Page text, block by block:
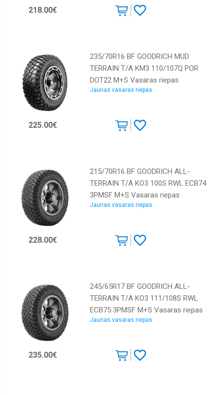
218.00€
235/70R16 BF GOODRICH MUD
TERRAIN T/A KM3 110/107Q POR
DOT22 M+S Vasaras riepas
Jaunas vasaras riepas
225.00€
215/70R16 BF GOODRICH ALL-
TERRAIN T/A KO3 100S RWL ECB74
3PMSF M+S Vasaras riepas
Jaunas vasaras riepas
228.00€
245/65R17 BF GOODRICH ALL-
TERRAIN T/A KO3 111/108S RWL
ECB75 3PMSF M+S Vasaras riepas
Jaunas vasaras riepas
235.00€